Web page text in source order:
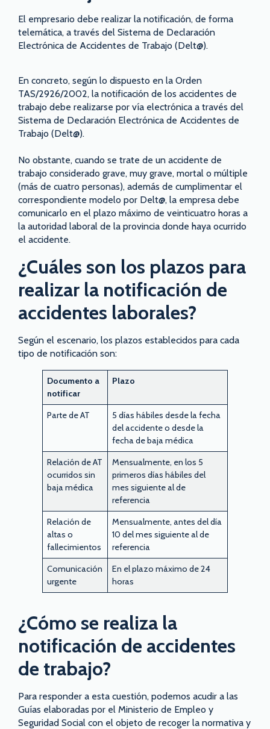
El empresario debe realizar la notificación, de forma
telemática, a través del Sistema de Declaración
Electrónica de Accidentes de Trabajo (Delt@).
En concreto, según lo dispuesto en la Orden
TAS/2926/2002, la notificación de los accidentes de
trabajo debe realizarse por vía electrónica a través del
Sistema de Declaración Electrónica de Accidentes de
Trabajo (Delt@).
No obstante, cuando se trate de un accidente de
trabajo considerado grave, muy grave, mortal o múltiple
(más de cuatro personas), además de cumplimentar el
correspondiente modelo por Delt@, la empresa debe
comunicarlo en el plazo máximo de veinticuatro horas a
la autoridad laboral de la provincia donde haya ocurrido
el accidente.
¿Cuáles son los plazos para
realizar la notificación de
accidentes laborales?
Según el escenario, los plazos establecidos para cada
tipo de notificación son:
Documento a
notificar
Plazo
Parte de AT
5 días hábiles desde la fecha
del accidente o desde la
fecha de baja médica
Relación de AT
ocurridos sin
baja médica
Mensualmente, en los 5
primeros días hábiles del
mes siguiente al de
referencia
Relación de
altas o
fallecimientos
Mensualmente, antes del día
10 del mes siguiente al de
referencia
Comunicación
urgente
En el plazo máximo de 24
horas
¿Cómo se realiza la
notificación de accidentes
de trabajo?
Para responder a esta cuestión, podemos acudir a las
Guías elaboradas por el Ministerio de Empleo y
Seguridad Social con el objeto de recoger la normativa y